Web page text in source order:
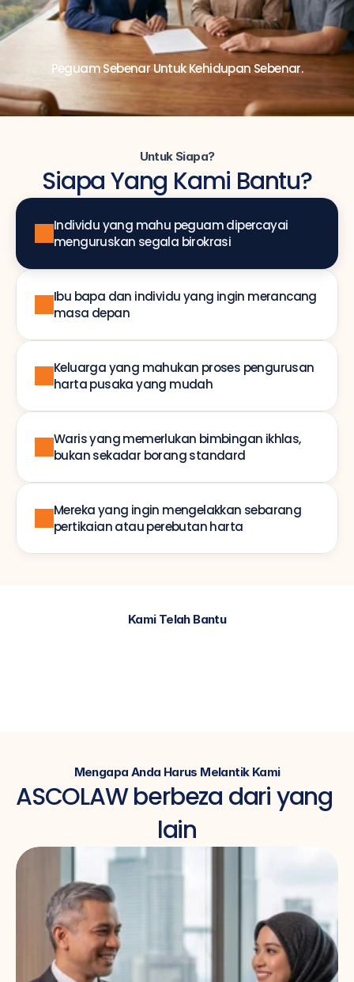
Peguam Sebenar Untuk Kehidupan Sebenar.
Untuk Siapa?
Siapa Yang Kami Bantu?
Ibu bapa dan individu yang ingin merancang
masa depan
Keluarga yang mahukan proses pengurusan
harta pusaka yang mudah
Waris yang memerlukan bimbingan ikhlas,
bukan sekadar borang standard
Mereka yang ingin mengelakkan sebarang
pertikaian atau perebutan harta
Individu yang mahu peguam dipercayai
menguruskan segala birokrasi
Kami Telah Bantu
Mengapa Anda Harus Melantik Kami
ASCOLAW berbeza dari yang
lain